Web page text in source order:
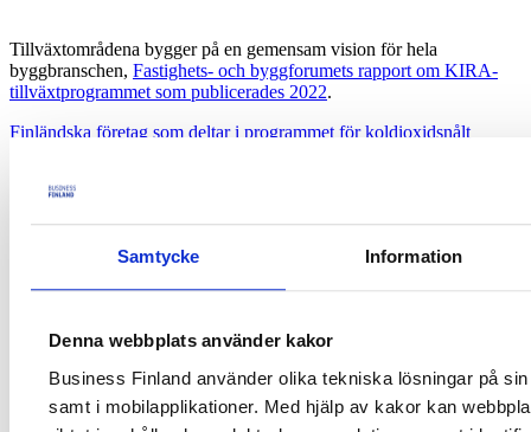
Samtycke Information
Denna webbplats använder kakor
Business Finland använder olika tekniska lösningar på
samt i mobilapplikationer. Med hjälp av kakor kan
Tillväxtområdena bygger på en gemensam vision för hela
byggbranschen, Fastighets- och byggforumets rapport om KIRA-
tillväxtprogrammet som publicerades 2022.
Finländska företag som deltar i programmet för koldioxidsnålt
Podcasten Kestävää kasvua rakennusalalta
RRF och Finlands program för hållbar tillväxt
Mer information
Kari Laine
Business Finland